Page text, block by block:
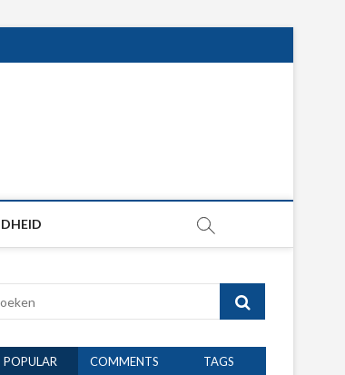
Zoeken
POPULAR COMMENTS TAGS